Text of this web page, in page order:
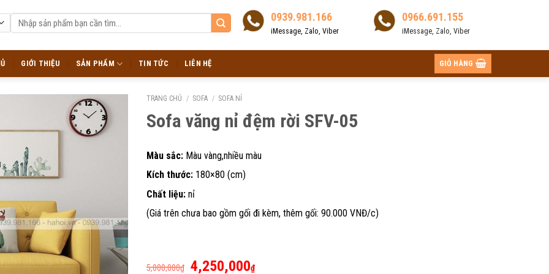
Tìm
kiếm:
0939.981.166
iMessage, Zalo, Viber
0966.691.155
iMessage, Zalo, Viber
GIỚI THIỆU SẢN PHẨM TIN TỨC LIÊN HỆ GIỎ HÀNG
TRANG CHỦ / SOFA / SOFA NỈ
Sofa văng nỉ đệm rời SFV-05
Màu sắc: Màu vàng,nhiều màu
Kích thước: 180×80 (cm)
Chất liệu: nỉ
(Giá trên chưa bao gồm gối đi kèm, thêm gối: 90.000 VNĐ/c)
5,000,000₫
Giá
4,250,000₫Giá